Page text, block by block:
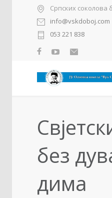
Српских соколова
info@vskdoboj.com
053 221 838
без
дима